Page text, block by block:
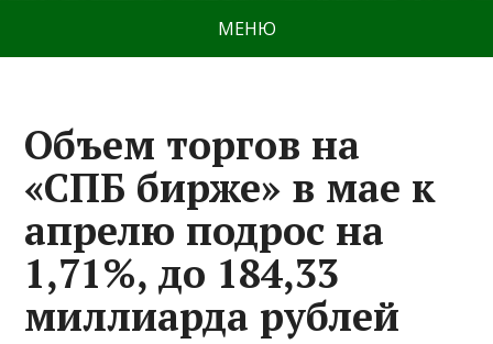
МЕНЮ
Объем торгов на
«СПБ бирже» в мае к
апрелю подрос на
1,71%, до 184,33
миллиарда рублей